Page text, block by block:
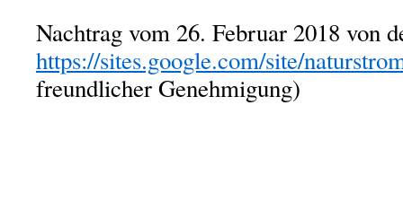
Nachtrag vom 26. Februar 2018 von
https://sites.google.com/site/
freundlicher Genehmigung)